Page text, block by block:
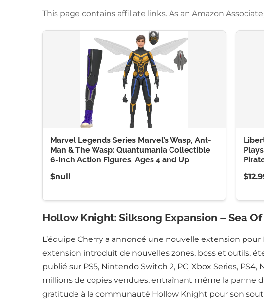
This page contains affiliate links. As an Amazon
Marvel Legends Series Marvel’s Wasp, Ant-
Man & The Wasp: Quantumania Collectible
6-Inch Action Figures, Ages 4 and Up
$null
Hollow Knight: Silksong Expansion – Sea
L’équipe Cherry a annoncé une nouvelle extension
extension introduit de nouvelles zones, boss et outils,
publié sur PS5, Nintendo Switch 2, PC, Xbox Series,
millions de copies vendues, entraînant même la panne
gratitude à la communauté Hollow Knight pour son